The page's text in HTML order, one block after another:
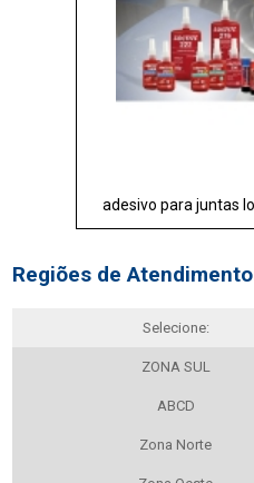
adesivo para juntas
Regiões de Atendimento
Selecione:
ZONA SUL
ABCD
Zona Norte